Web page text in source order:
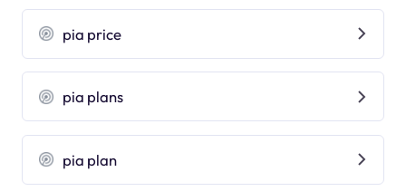
pia price
pia plans
pia plan